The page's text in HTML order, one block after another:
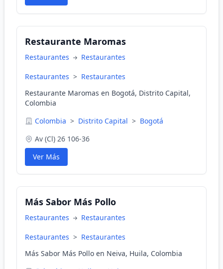
Restaurante Maromas
Restaurantes Restaurantes
Restaurantes > Restaurantes
Restaurante Maromas en Bogotá, Distrito Capital,
Colombia
Colombia > Distrito Capital > Bogotá
Av (Cl) 26 106-36
Ver Más
Más Sabor Más Pollo
Restaurantes Restaurantes
Restaurantes > Restaurantes
Más Sabor Más Pollo en Neiva, Huila, Colombia